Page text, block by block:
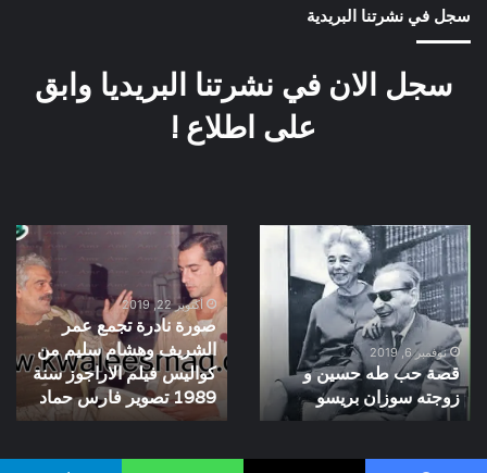
سجل في نشرتنا البريدية
سجل الان في نشرتنا البريديا وابق
على اطلاع !
قصة
حب
طه
حسين
و
زوجته
سوزان
بريسو
نوفمبر 6, 2019
قصة حب طه حسين و
زوجته سوزان بريسو
صورة
نادرة
تجمع
عمر
الشريف
وهشام
سليم
من
كواليس
الاراجوز
أكتوبر 22, 2019
صورة نادرة تجمع عمر
الشريف وهشام سليم من
كواليس فيلم الاراجوز سنة
1989 تصوير فارس حماد